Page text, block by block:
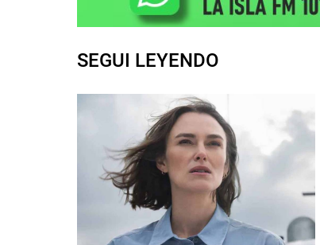
SEGUI LEYENDO